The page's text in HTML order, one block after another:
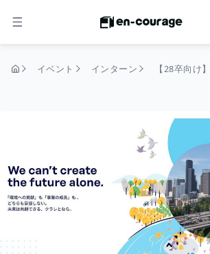
メニュー
イベント インターン